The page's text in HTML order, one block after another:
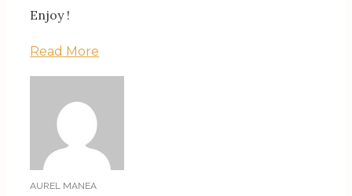
Enjoy !
Read More
AUREL MANEA